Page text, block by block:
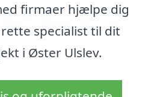
firmaer hjælpe dig
specialist til dit
i Øster Ulslev.